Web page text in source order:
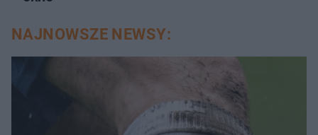
NAJNOWSZE NEWSY: